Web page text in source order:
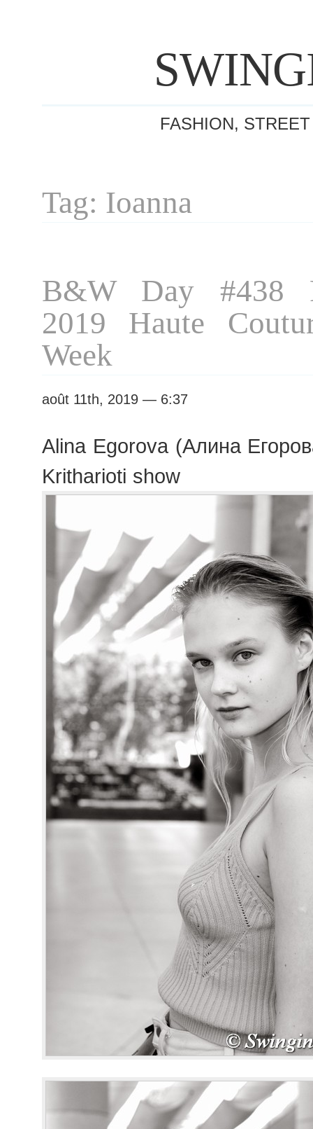
FASHION,
Tag: Ioanna
B&W Day #438
2019 Haute
Week
août 11th, 2019 — 6:37
Alina Egorova (Алина
Kritharioti show